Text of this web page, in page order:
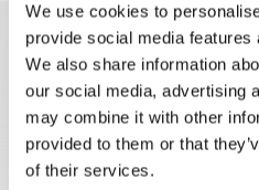
We use cookies to
provide social media
We also share information
our social media, advertising
may combine it with other
provided to them or that
of their services.
DISCOVER